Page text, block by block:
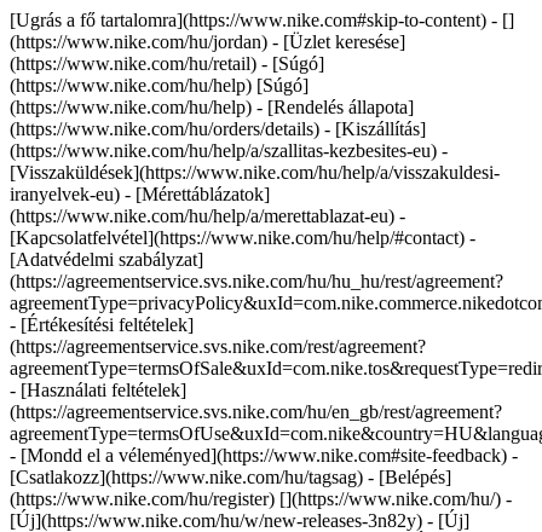
[Ugrás a fő tartalomra](https://www.nike.com#skip-to-content) - []
(https://www.nike.com/hu/jordan) - [Üzlet keresése]
(https://www.nike.com/hu/retail) - [Súgó]
(https://www.nike.com/hu/help) [Súgó]
(https://www.nike.com/hu/help) - [Rendelés állapota]
(https://www.nike.com/hu/orders/details) - [Kiszállítás]
(https://www.nike.com/hu/help/a/szallitas-kezbesites-eu) -
[Visszaküldések](https://www.nike.com/hu/help/a/visszakuldesi-
iranyelvek-eu) - [Mérettáblázatok]
(https://www.nike.com/hu/help/a/merettablazat-eu) -
[Kapcsolatfelvétel](https://www.nike.com/hu/help/#contact) -
[Adatvédelmi szabályzat]
(https://agreementservice.svs.nike.com/hu/hu_hu/rest/agreement?
- [Értékesítési feltételek]
(https://agreementservice.svs.nike.com/rest/agreement?
- [Használati feltételek]
(https://agreementservice.svs.nike.com/hu/en_gb/rest/agreement?
- [Mondd el a véleményed](https://www.nike.com#site-feedback) -
[Csatlakozz](https://www.nike.com/hu/tagsag) - [Belépés]
(https://www.nike.com/hu/register) [](https://www.nike.com/hu/) -
[Új](https://www.nike.com/hu/w/new-releases-3n82y) - [Új]